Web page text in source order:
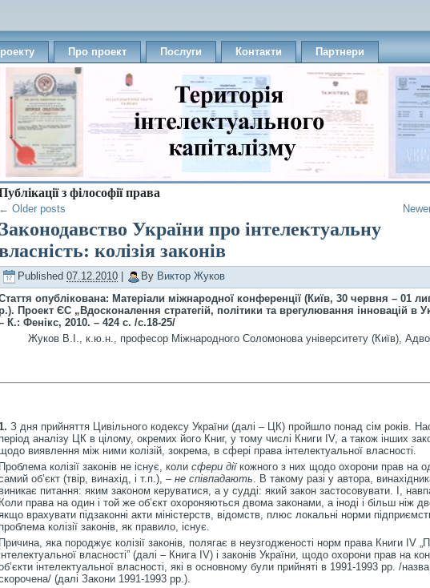
Про проект Послуги Контакти Партнери
з філософії права
← Older posts
Законодавство України про інтелектуальну
колізія законів
Published 07.12.2010 By Виктор Жуков
опублікована: Матеріали міжнародної конференції (Київ, 30 червня – 01
Проект ЄС „Вдосконалення стратегій, політики та врегулювання інновацій в
К.: Фенікс, 2010. – 424 с. /с.18-25/
Жуков В.І., к.ю.н., професор Міжнародного Соломонова університету (Київ),
З дня прийняття Цивільного кодексу України (далі – ЦК) пройшло понад сім років.
період аналізу ЦК в цілому, окремих його Книг, у тому числі Книги IV, а також інших
щодо виявлення між ними колізій, зокрема, в сфері права інтелектуальної власності.
Проблема колізії законів не існує, коли сфери діїкожного з них щодо охорони прав на
об’єкт (твір, винахід, і т.п.), – не співпадають. В такому разі у автора,
виникає питання: яким законом керуватися, а у судді: який закон застосовувати. І,
Коли права на один і той же об’єкт охороняються двома законами, а іноді і більш ніж
врахувати підзаконні акти міністерств, відомств, плюс локальні норми
проблема колізії законів, як правило, існує.
Причина, яка породжує колізії законів, полягає в неузгодженості норм права Книги IV
власності” (далі – Книга IV) і законів України, щодо охорони прав на
інтелектуальної власності, які в основному були прийняті в 1991-1993 рр. /
(далі Закони 1991-1993 рр.).